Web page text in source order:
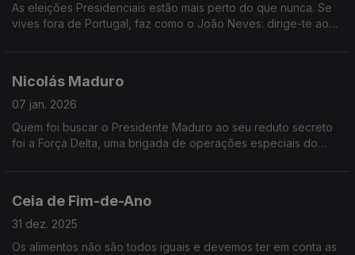
As eleições Presidenciais estão mais perto do que nunca. Se
vives fora de Portugal, faz como o João Neves: dirige-te ao
Nicolás Maduro
07 jan. 2026
Quem foi buscar o Presidente Maduro ao seu reduto secreto
foi a Força Delta, uma brigada de operações especiais do
Ceia de Fim-de-Ano
31 dez. 2025
Os alimentos não são todos iguais e devemos ter em conta as